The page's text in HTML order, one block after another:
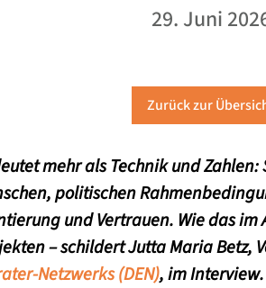
29. Juni
Zurück zur
mehr als Technik und
politischen
und Vertrauen. Wie das
– schildert Jutta Maria Betz,
Netzwerks (DEN), im Interview.